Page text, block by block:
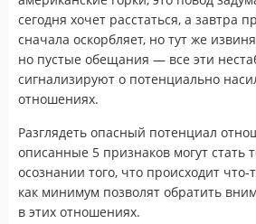
сегодня хочет расстаться, а завтра
сначала оскорбляет, но тут же
но пустые обещания — все эти
сигнализируют о потенциально
отношениях.
Разглядеть опасный потенциал
описанные 5 признаков могут стать
осознании того, что происходит
как минимум позволят обратить
в этих отношениях.